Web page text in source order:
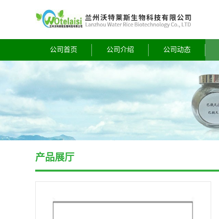
公司首页 公司介绍 公司动态
产品展厅